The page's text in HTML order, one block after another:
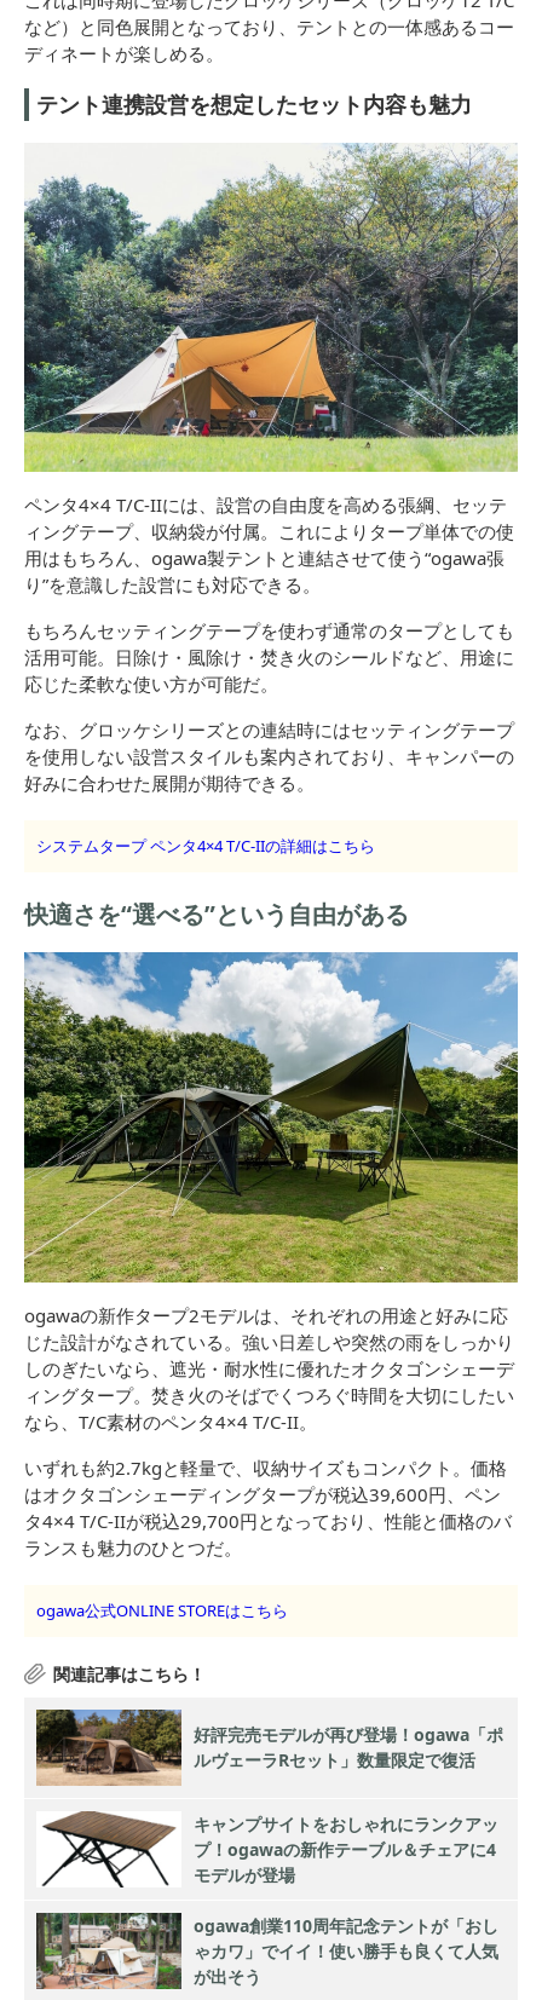
など）と同色展開となっており、テントとの一体感あるコー
ディネートが楽しめる。
テント連携設営を想定したセット内容も魅力
ペンタ4×4 T/C-IIには、設営の自由度を高める張綱、セッテ
ィングテープ、収納袋が付属。これによりタープ単体での使
用はもちろん、ogawa製テントと連結させて使う“ogawa張
り”を意識した設営にも対応できる。
もちろんセッティングテープを使わず通常のタープとしても
活用可能。日除け・風除け・焚き火のシールドなど、用途に
応じた柔軟な使い方が可能だ。
なお、グロッケシリーズとの連結時にはセッティングテープ
を使用しない設営スタイルも案内されており、キャンパーの
好みに合わせた展開が期待できる。
システムタープ ペンタ4×4 T/C-IIの詳細はこちら
快適さを“選べる”という自由がある
ogawaの新作タープ2モデルは、それぞれの用途と好みに応
じた設計がなされている。強い日差しや突然の雨をしっかり
しのぎたいなら、遮光・耐水性に優れたオクタゴンシェーデ
ィングタープ。焚き火のそばでくつろぐ時間を大切にしたい
なら、T/C素材のペンタ4×4 T/C-II。
いずれも約2.7kgと軽量で、収納サイズもコンパクト。価格
はオクタゴンシェーディングタープが税込39,600円、ペン
タ4×4 T/C-IIが税込29,700円となっており、性能と価格のバ
ランスも魅力のひとつだ。
ogawa公式ONLINE STOREはこちら
好評完売モデルが再び登場！ogawa「ポ
ルヴェーラRセット」数量限定で復活
キャンプサイトをおしゃれにランクアッ
プ！ogawaの新作テーブル＆チェアに4
モデルが登場
ogawa創業110周年記念テントが「おし
ゃカワ」でイイ！使い勝手も良くて人気
が出そう